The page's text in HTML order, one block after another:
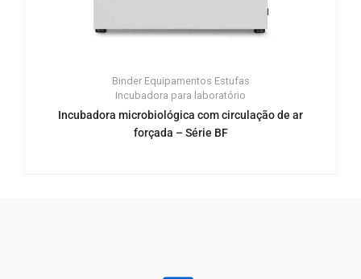
Binder Equipamentos Estufas
Incubadora para laboratório
Incubadora microbiológica com circulação de ar
forçada – Série BF